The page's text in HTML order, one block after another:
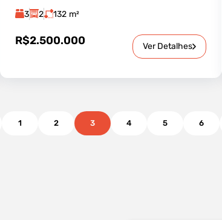
3 2 132 m²
R$2.500.000 Ver Detalhes
1 2 3 4 5 6